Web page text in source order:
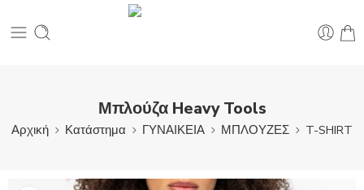
Μπλούζα Heavy Tools
Αρχική Κατάστημα ΓΥΝΑΙΚΕΙΑ ΜΠΛΟΥΖΕΣ T-SHIRT